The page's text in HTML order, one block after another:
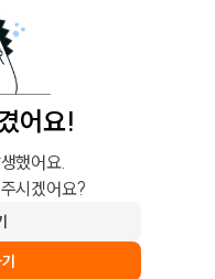
어요!
했어요.
시겠어요?